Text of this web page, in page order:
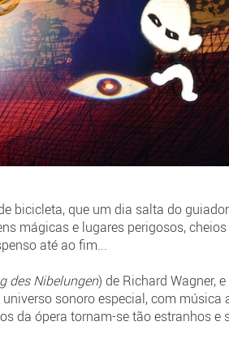
bicicleta, que um dia salta do
mágicas e lugares perigosos,
até ao fim...
des Nibelungen) de Richard Wagner,
sonoro especial, com
da ópera tornam-se tão estranhos e